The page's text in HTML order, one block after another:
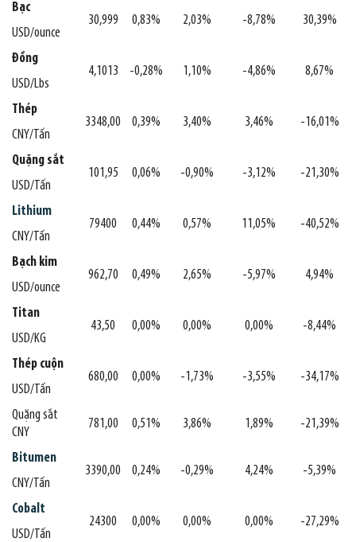
Bạc
USD/ounce
30,999 0,83% 2,03% -8,78% 30,39%
Đồng
USD/Lbs
4,1013 -0,28% 1,10% -4,86% 8,67%
Thép
CNY/Tấn
3348,00 0,39% 3,40% 3,46% -16,01%
Quặng sắt
USD/Tấn
101,95 0,06% -0,90% -3,12% -21,30%
Lithium
CNY/Tấn
79400 0,44% 0,57% 11,05% -40,52%
Bạch kim
USD/ounce
962,70 0,49% 2,65% -5,97% 4,94%
Titan
USD/KG
43,50 0,00% 0,00% 0,00% -8,44%
Thép cuộn
USD/Tấn
680,00 0,00% -1,73% -3,55% -34,17%
Quặng sắt
CNY
781,00 0,51% 3,86% 1,89% -21,39%
Bitumen
CNY/Tấn
3390,00 0,24% -0,29% 4,24% -5,39%
Cobalt
USD/Tấn
24300 0,00% 0,00% 0,00% -27,29%